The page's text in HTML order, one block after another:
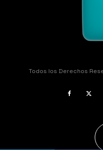
Todos los Derechos